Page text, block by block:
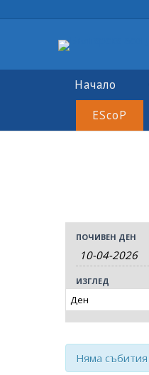
Начало
EScoP
Събития
Search
and
Views
Събития
Търсене
ПОЧИВЕН ДЕН
Събитие
Views
Navigation
ИЗГЛЕД
Няма